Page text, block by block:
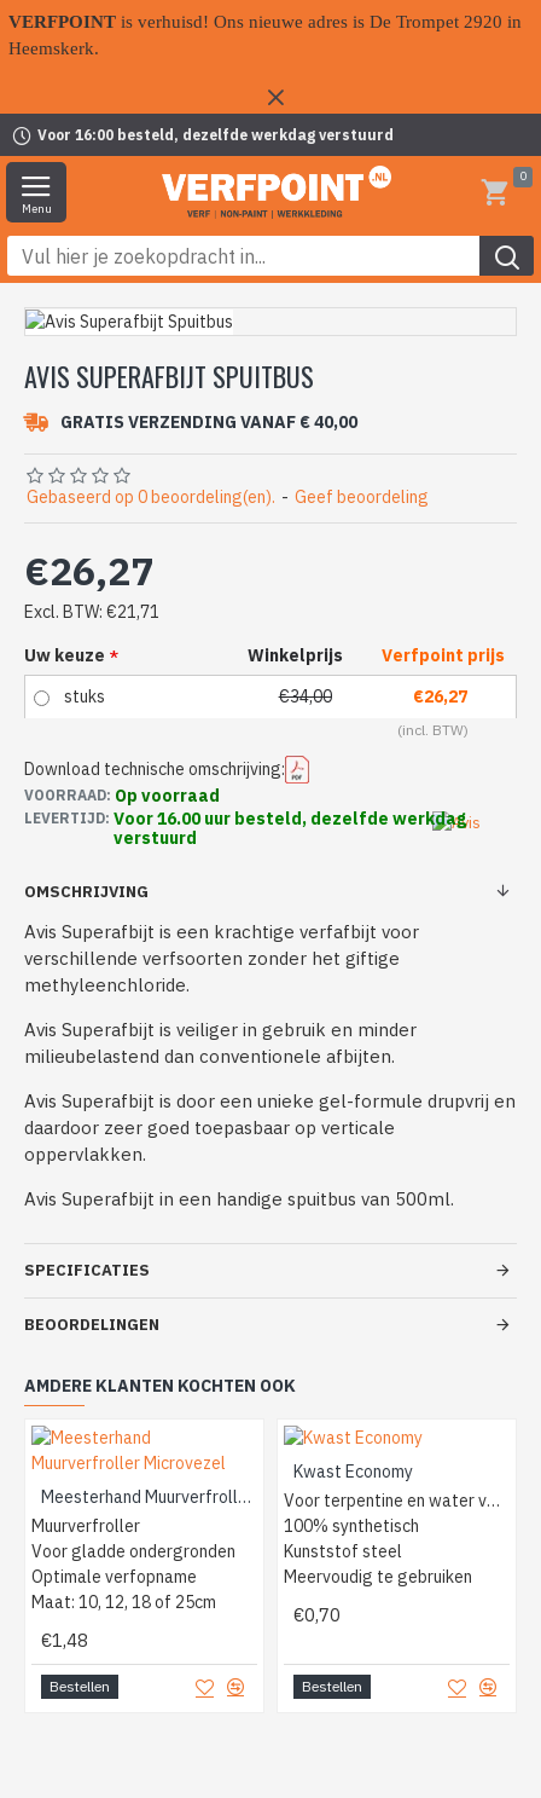
VERFPOINT is verhuisd! Ons nieuwe adres is De Trompet 2920 in
Heemskerk.
Voor 16:00 besteld, dezelfde werkdag verstuurd
0
AVIS SUPERAFBIJT SPUITBUS
GRATIS VERZENDING VANAF € 40,00
Download technische omschrijving:
VOORRAAD: Op voorraad
LEVERTIJD: Voor 16.00 uur besteld, dezelfde werkdag
verstuurd
Gebaseerd op 0 beoordeling(en). - Geef beoordeling
€26,27
Excl. BTW: €21,71
Uw keuze
Winkelprijs
Verfpoint prijs
€34,00
€26,27
stuks
OMSCHRIJVING
Avis Superafbijt is een krachtige verfafbijt voor
verschillende verfsoorten zonder het giftige
methyleenchloride.
Avis Superafbijt is veiliger in gebruik en minder
milieubelastend dan conventionele afbijten.
Avis Superafbijt is door een unieke gel-formule drupvrij en
daardoor zeer goed toepasbaar op verticale
oppervlakken.
Avis Superafbijt in een handige spuitbus van 500ml.
SPECIFICATIES
BEOORDELINGEN
AMDERE KLANTEN KOCHTEN OOK
Meesterhand Muurverfroller Microvezel
Muurverfroller
Voor gladde ondergronden
Optimale verfopname
Maat: 10, 12, 18 of 25cm
€1,48
Bestellen
Kwast Economy
Voor terpentine en water verf
100% synthetisch
Kunststof steel
Meervoudig te gebruiken
€0,70
Bestellen